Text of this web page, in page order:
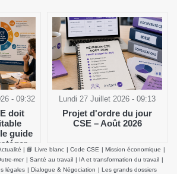
- 09:32
doit
guide
des
Lundi 27 Juillet 2026 - 09:13
Projet d'ordre du jour
CSE – Août 2026
| 📘 Livre blanc | Code CSE | Mission économique |
mer | Santé au travail | IA et transformation du travail |
légales | Dialogue & Négociation | Les grands dossiers